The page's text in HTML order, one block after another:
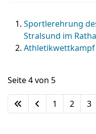
Sportlerehrung
Stralsund im
Seite 4 von 5
1 2 3